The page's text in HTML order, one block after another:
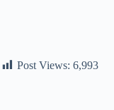
Post Views: 6,993